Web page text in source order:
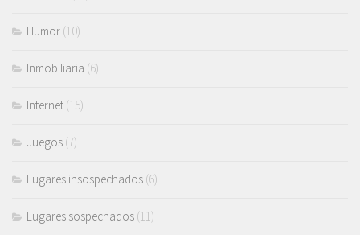
Humor (10)
Inmobiliaria (6)
Internet (15)
Juegos (7)
Lugares insospechados (6)
Lugares sospechados (11)